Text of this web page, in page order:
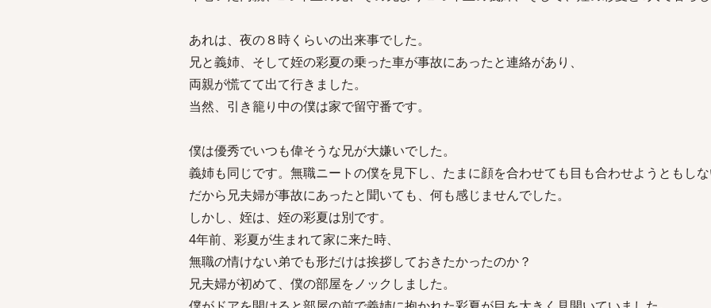
あれは、夜の８時くらいの出来事でした。
兄と義姉、そして姪の彩夏の乗った車が事故にあったと連絡があり、
両親が慌てて出て行きました。
当然、引き籠り中の僕は家で留守番です。
僕は優秀でいつも偉そうな兄が大嫌いでした。
義姉も同じです。無職ニートの僕を見下し、たまに顔を合わせても目も合わせようともしな
だから兄夫婦が事故にあったと聞いても、何も感じませんでした。
しかし、姪は、姪の彩夏は別です。
4年前、彩夏が生まれて家に来た時、
無職の情けない弟でも形だけは挨拶しておきたかったのか？
兄夫婦が初めて、僕の部屋をノックしました。